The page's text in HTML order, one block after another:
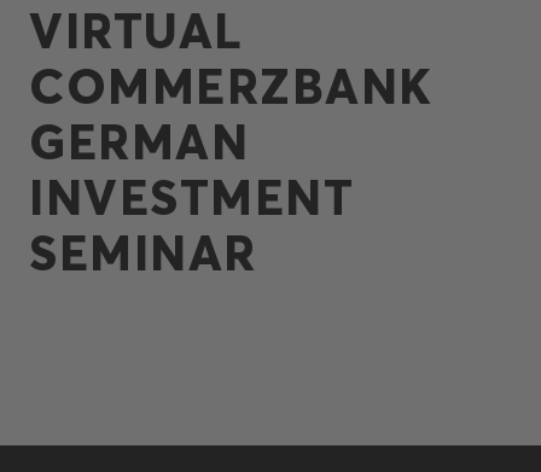
VIRTUAL
COMMERZBANK
GERMAN
INVESTMENT
SEMINAR